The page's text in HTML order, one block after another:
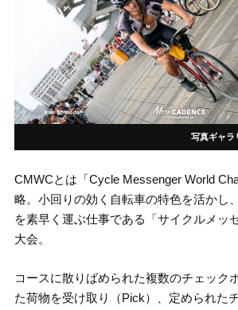
写真ギャラ
CMWCとは「Cycle Messenger World
略。小回りの効く自転車の特色を活かし
を素早く運ぶ仕事である「サイクルメッ
大会。
コースに散りばめられた複数のチェック
た荷物を受け取り（Pick）、定められた